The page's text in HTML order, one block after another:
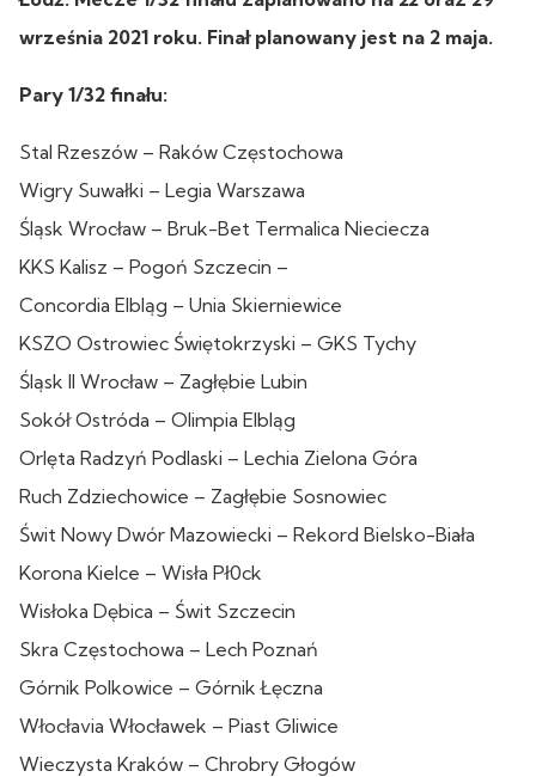
września 2021 roku. Finał planowany jest na 2 maja.
Pary 1/32 finału:
Stal Rzeszów – Raków Częstochowa
Wigry Suwałki – Legia Warszawa
Śląsk Wrocław – Bruk-Bet Termalica Nieciecza
KKS Kalisz – Pogoń Szczecin –
Concordia Elbląg – Unia Skierniewice
KSZO Ostrowiec Świętokrzyski – GKS Tychy
Śląsk II Wrocław – Zagłębie Lubin
Sokół Ostróda – Olimpia Elbląg
Orlęta Radzyń Podlaski – Lechia Zielona Góra
Ruch Zdziechowice – Zagłębie Sosnowiec
Świt Nowy Dwór Mazowiecki – Rekord Bielsko-Biała
Korona Kielce – Wisła Pł0ck
Wisłoka Dębica – Świt Szczecin
Skra Częstochowa – Lech Poznań
Górnik Polkowice – Górnik Łęczna
Włocłavia Włocławek – Piast Gliwice
Wieczysta Kraków – Chrobry Głogów